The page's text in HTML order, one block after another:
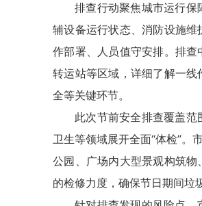
排查行动聚焦城市运行
辅设备运行状态、消防设施
作部署、人员值守安排。排
转运站等区域，详细了解一
全等关键环节。
此次节前安全排查覆盖
卫生等领域展开全面“体检”。
公园、广场内大型景观构筑
的检修力度，确保节日期间垃